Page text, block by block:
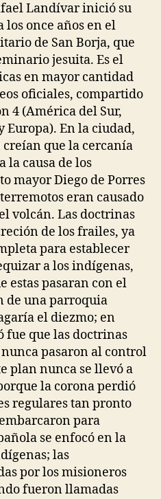
Landívar inició su
once años en el
de San Borja, que
jesuita. Es el
en mayor cantidad
oficiales, compartido
4 (América del Sur,
Europa). En la ciudad,
que la cercanía
la causa de los
mayor Diego de Porres
eran causado
volcán. Las doctrinas
de los frailes, ya
para establecer
a los indígenas,
estas pasaran con el
de una parroquia
el diezmo; en
fue que las doctrinas
pasaron al control
plan nunca se llevó a
la corona perdió
regulares tan pronto
para
se enfocó en la
las
por los misioneros
fueron llamadas